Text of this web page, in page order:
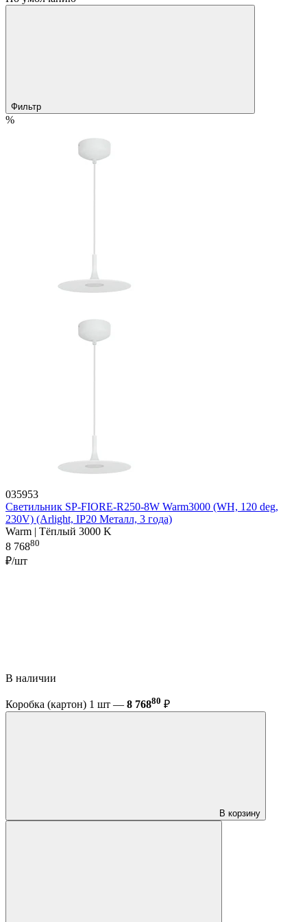
Фильтр
%
035953
Светильник SP-FIORE-R250-8W Warm3000 (WH, 120 deg,
230V) (Arlight, IP20 Металл, 3 года)
Warm | Тёплый 3000 K
8 76880
₽/шт
В наличии
Коробка (картон) 1 шт — 8 76880 ₽
В корзину